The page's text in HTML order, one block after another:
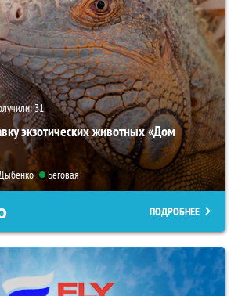
31
экзотических животных «Дом
Беговая
ПОДРОБНЕЕ